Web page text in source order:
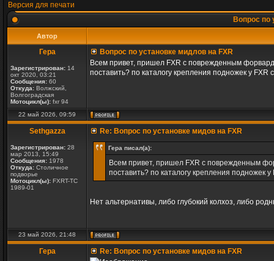
Версия для печати
Вопрос по
Автор
Гера
Зарегистрирован: 14
окт 2020, 03:21
Сообщения: 60
Откуда: Волжский,
Волгоградская
Мотоцикл(ы): fxr 94
Вопрос по установке мидлов на FXR
Всем привет, пришел FXR с поврежденным
поставить? по каталогу крепления подножек у FXR
22 май 2026, 09:59
Sethgazza
Зарегистрирован: 28
мар 2013, 15:49
Сообщения: 1978
Откуда: Столичное
подворье
Мотоцикл(ы): FXRT-TC
1989-01
Re: Вопрос по установке мидов на FXR
Гера писал(а):
Всем привет, пришел FXR с поврежденным
поставить? по каталогу крепления подножек
Нет альтернативы, либо глубокий колхоз, либо
23 май 2026, 21:48
Гера Re: Вопрос по установке мидов на FXR